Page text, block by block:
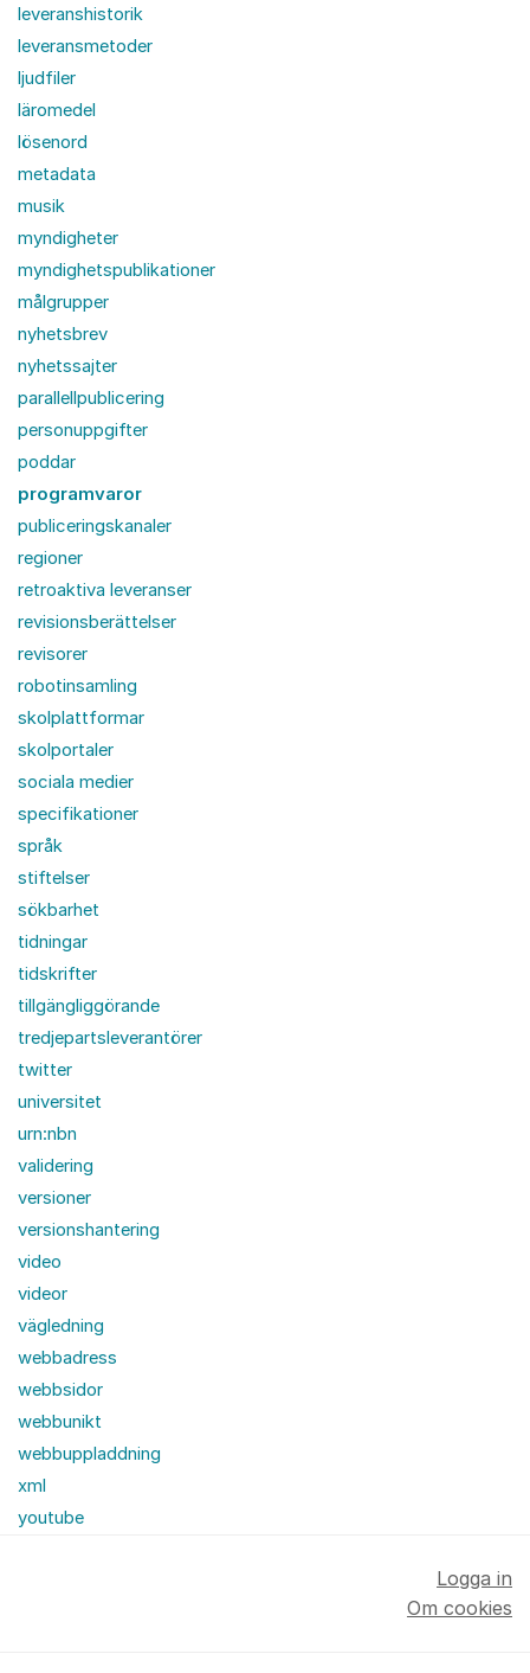
leveranshistorik
leveransmetoder
ljudfiler
läromedel
lösenord
metadata
musik
myndigheter
myndighetspublikationer
målgrupper
nyhetsbrev
nyhetssajter
parallellpublicering
personuppgifter
poddar
programvaror
publiceringskanaler
regioner
retroaktiva leveranser
revisionsberättelser
revisorer
robotinsamling
skolplattformar
skolportaler
sociala medier
specifikationer
språk
stiftelser
sökbarhet
tidningar
tidskrifter
tillgängliggörande
tredjepartsleverantörer
twitter
universitet
urn:nbn
validering
versioner
versionshantering
video
videor
vägledning
webbadress
webbsidor
webbunikt
webbuppladdning
xml
youtube
Logga in
Om cookies